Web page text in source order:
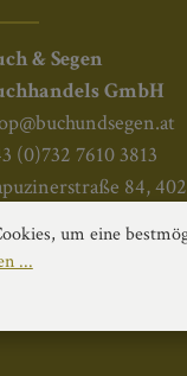
& Segen
GmbH
(0)732 7610 3813
84,
um eine
...